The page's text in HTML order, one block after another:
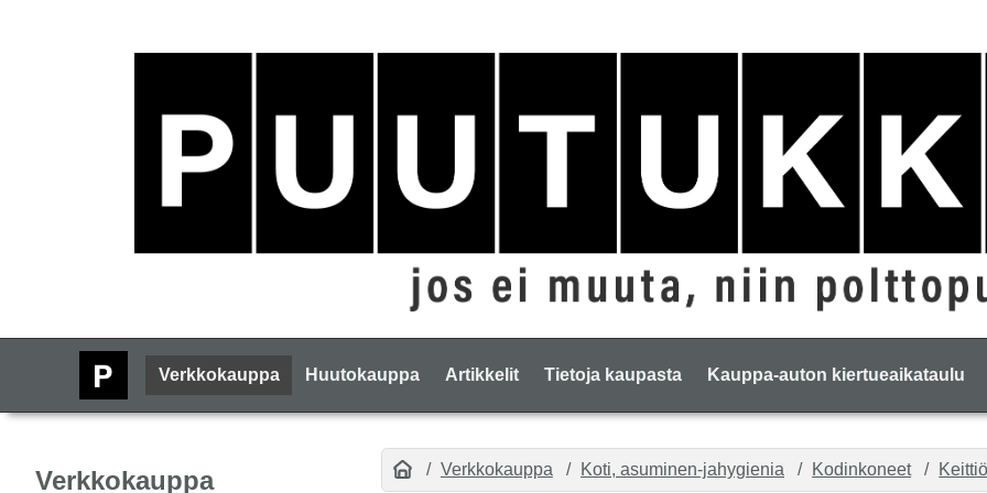
Verkkokauppa Huutokauppa Artikkelit Tietoja kaupasta Kauppa-auton kiertueaikataulu
Verkkokauppa Verkkokauppa Koti, asuminen-jahygienia Kodinkoneet